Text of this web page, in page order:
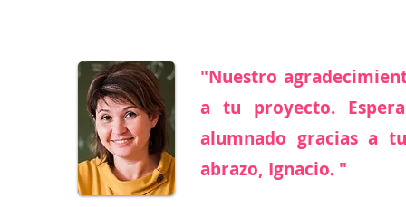
"Nuestro
a tu proyecto.
alumnado gracias a
abrazo, Ignacio. "